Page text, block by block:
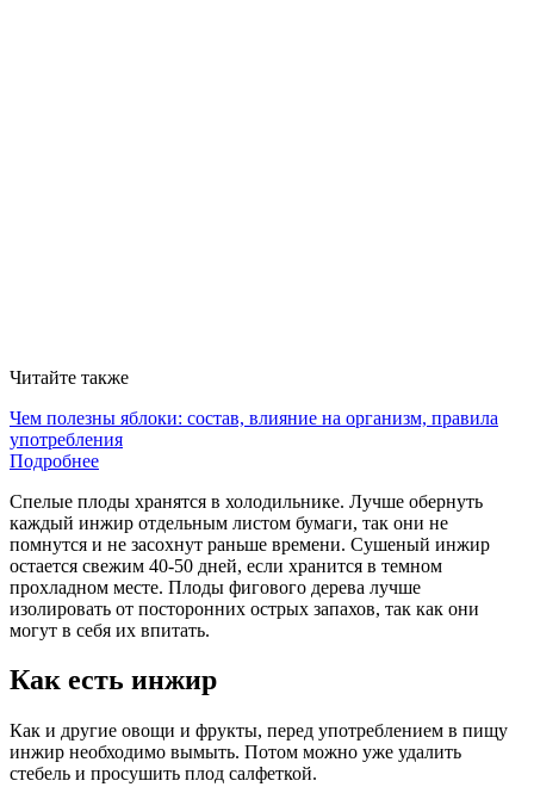
Читайте также
Чем полезны яблоки: состав, влияние на организм, правила
употребления
Подробнее
Спелые плоды хранятся в холодильнике. Лучше обернуть
каждый инжир отдельным листом бумаги, так они не
помнутся и не засохнут раньше времени. Сушеный инжир
остается свежим 40-50 дней, если хранится в темном
прохладном месте. Плоды фигового дерева лучше
изолировать от посторонних острых запахов, так как они
могут в себя их впитать.
Как есть инжир
Как и другие овощи и фрукты, перед употреблением в пищу
инжир необходимо вымыть. Потом можно уже удалить
стебель и просушить плод салфеткой.